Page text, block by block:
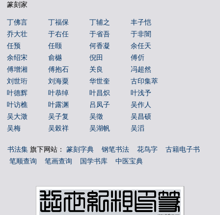
篆刻家
丁佛言 丁福保 丁辅之
丰子恺
乔大壮
于右任 于省吾
于非闇
任预
任颐 何香凝
余任天
余绍宋
俞樾 倪田
傅伒
傅增湘
傅抱石 关良
冯超然
刘世珩
刘海粟 华世奎
古印集萃
叶德辉
叶恭绰 叶昌炽
叶浅予
叶访樵
叶露渊 吕凤子
吴作人
吴大澂
吴子复 吴徵
吴昌硕
吴梅
吴榖祥 吴湖帆
吴滔
吴镜汀
周叔弢 周昌榖
周铁衡
唐云
唐醉石 商承祚
姚华
寇遐 寿石工
居廉
庞元济 康有为
康殷
张书旂 张伯英
张伯驹
书法集 旗下网站： 篆刻字典 钢笔书法 花鸟字
古籍电子书
笔顺查询
笔画查询 国学书库 中医宝典